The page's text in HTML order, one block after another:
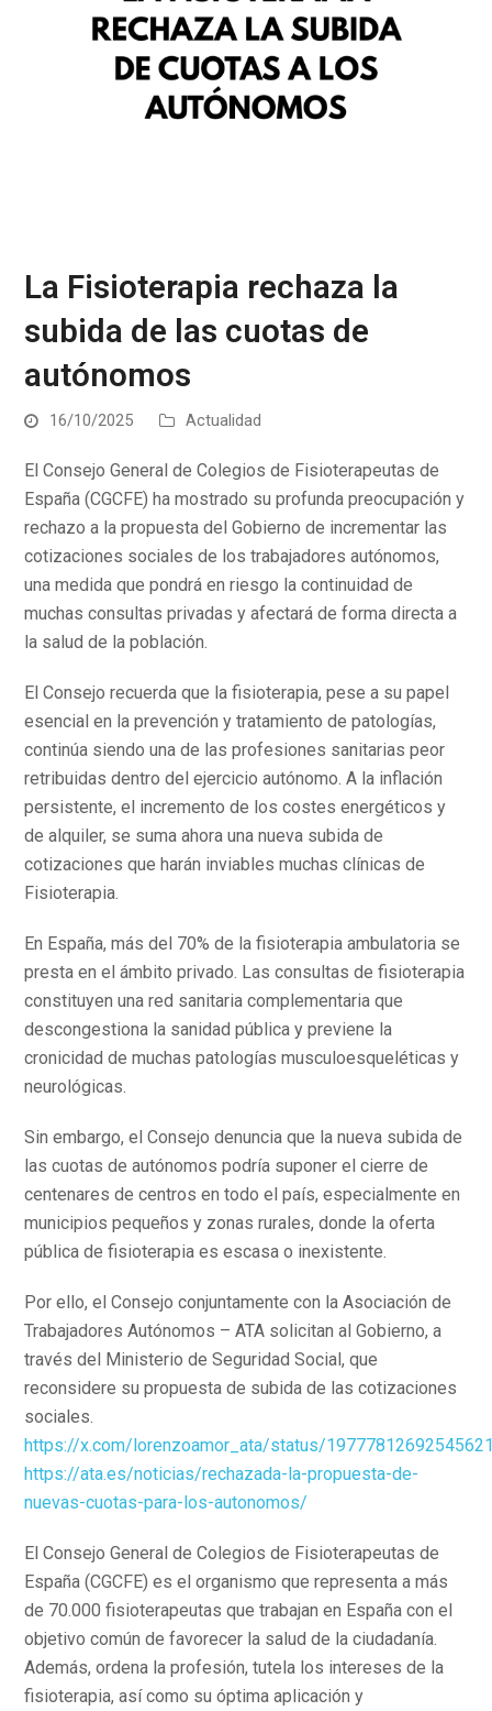
La Fisioterapia rechaza la
subida de las cuotas de
autónomos
16/10/2025 Actualidad
El Consejo General de Colegios de Fisioterapeutas de
España (CGCFE) ha mostrado su profunda preocupación y
rechazo a la propuesta del Gobierno de incrementar las
cotizaciones sociales de los trabajadores autónomos,
una medida que pondrá en riesgo la continuidad de
muchas consultas privadas y afectará de forma directa a
la salud de la población.
El Consejo recuerda que la fisioterapia, pese a su papel
esencial en la prevención y tratamiento de patologías,
continúa siendo una de las profesiones sanitarias peor
retribuidas dentro del ejercicio autónomo. A la inflación
persistente, el incremento de los costes energéticos y
de alquiler, se suma ahora una nueva subida de
cotizaciones que harán inviables muchas clínicas de
Fisioterapia.
En España, más del 70% de la fisioterapia ambulatoria se
presta en el ámbito privado. Las consultas de fisioterapia
constituyen una red sanitaria complementaria que
descongestiona la sanidad pública y previene la
cronicidad de muchas patologías musculoesqueléticas y
neurológicas.
Sin embargo, el Consejo denuncia que la nueva subida de
las cuotas de autónomos podría suponer el cierre de
centenares de centros en todo el país, especialmente en
municipios pequeños y zonas rurales, donde la oferta
pública de fisioterapia es escasa o inexistente.
Por ello, el Consejo conjuntamente con la Asociación de
Trabajadores Autónomos – ATA solicitan al Gobierno, a
través del Ministerio de Seguridad Social, que
reconsidere su propuesta de subida de las cotizaciones
sociales.
https://x.com/lorenzoamor_ata/status/
https://ata.es/noticias/rechazada-la-propuesta-de-
nuevas-cuotas-para-los-autonomos/
El Consejo General de Colegios de Fisioterapeutas de
España (CGCFE) es el organismo que representa a más
de 70.000 fisioterapeutas que trabajan en España con el
objetivo común de favorecer la salud de la ciudadanía.
Además, ordena la profesión, tutela los intereses de la
fisioterapia, así como su óptima aplicación y